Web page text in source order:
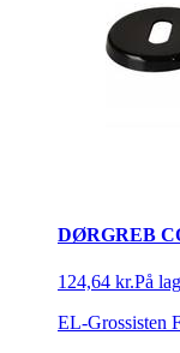
DØRGREB
124,64 kr.På
EL-Grossisten